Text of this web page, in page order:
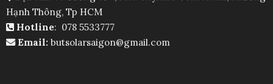
Hạnh Thông, Tp HCM
Hotline: 078 5533777
Email:butsolarsaigon@gmail.com